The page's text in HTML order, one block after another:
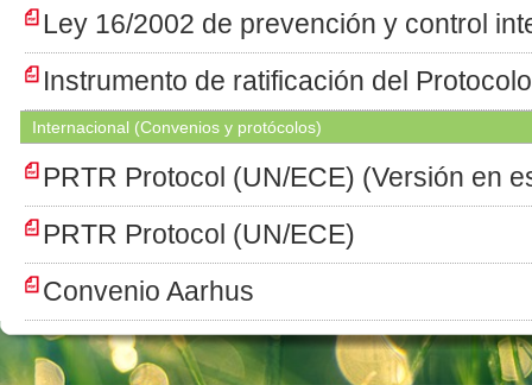
Ley 16/2002 de prevención y control
Instrumento de ratificación del
Internacional (Convenios y protócolos)
PRTR Protocol (UN/ECE) (Versión en
PRTR Protocol (UN/ECE)
Convenio Aarhus